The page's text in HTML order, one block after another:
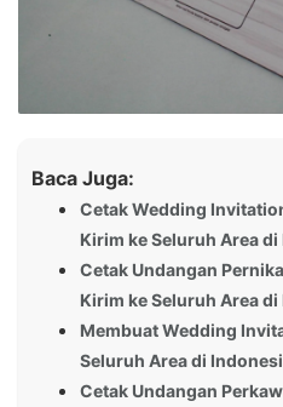
Baca Juga:
Cetak Wedding
Kirim ke Seluruh Area
Cetak Undangan
Kirim ke Seluruh Area
Membuat Wedding
Seluruh Area di
Cetak Undangan